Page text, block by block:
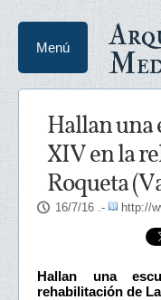
Menú
Hallan una
XIV en la
Roqueta
16/7/16 .- http://
Hallan una
rehabilitación de